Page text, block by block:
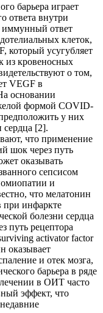
барьера играет
ответа внутри
иммунный ответ
клеток,
который усугубляет
из кровеносных
о том,
VEGF в
основании
формой COVID-
у них
[2].
что применение
шок через путь
оказывать
сепсисом
и
что мелатонин
при инфаркте
болезни сердца
путь рецептора
activator factor
оказывает
и отек мозга,
барьера в ряде
в ОИТ часто
эффект, что